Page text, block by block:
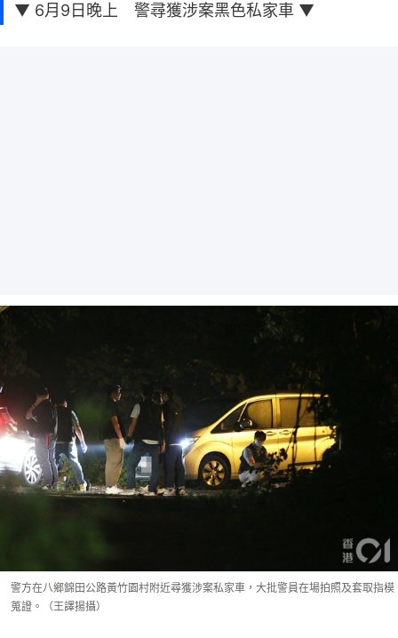
▼ 6月9日晚上 警尋獲涉案黑色私家車 ▼
警方在八鄉錦田公路黃竹園村附近尋獲涉案私家車，大批警員在場拍照及套取指模
蒐證。（王譯揚攝）